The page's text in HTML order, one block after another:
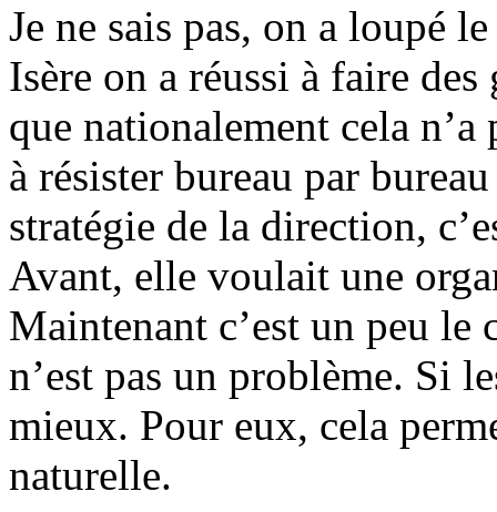
Je ne sais pas, on a loupé
Isère on a réussi à faire
que nationalement cela
à résister bureau par
stratégie de la direction,
Avant, elle voulait une
Maintenant c’est un peu le
n’est pas un problème. Si
mieux. Pour eux, cela
naturelle.